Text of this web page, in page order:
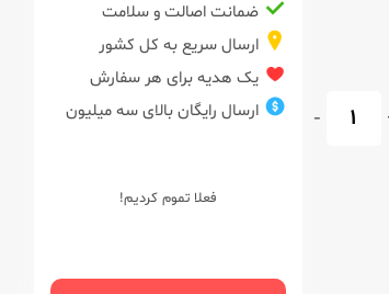
-
ضمانت اصالت و سلامت
ارسال سریع به کل کشور
یک هدیه برای هر سفارش
ارسال رایگان بالای سه میلیون
فعلا تموم کردیم!